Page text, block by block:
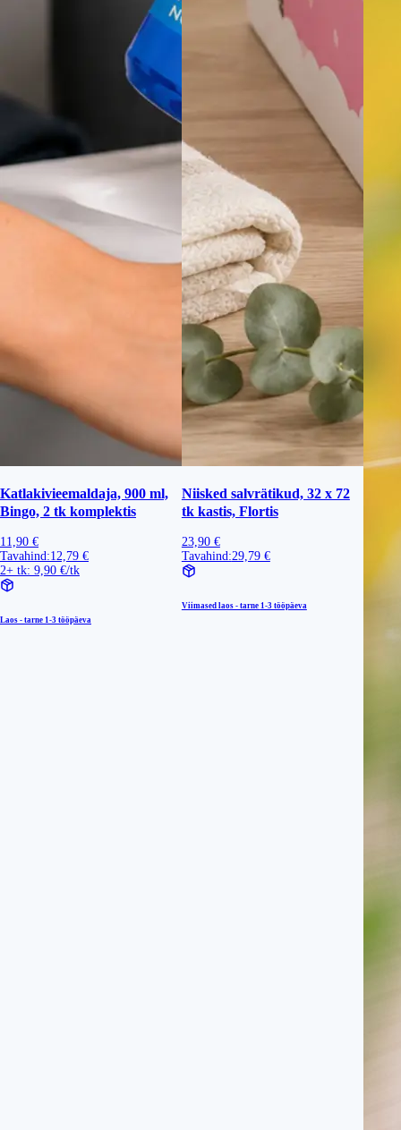
Katlakivieemaldaja, 900 ml,
Bingo, 2 tk komplektis
11,90 €
Tavahind:12,79 €
2+ tk: 9,90 €/tk
Laos - tarne 1-3 tööpäeva
Niisked salvrätikud, 32 x 72
tk kastis, Flortis
23,90 €
Tavahind:29,79 €
Viimased laos - tarne 1-3 tööpäeva